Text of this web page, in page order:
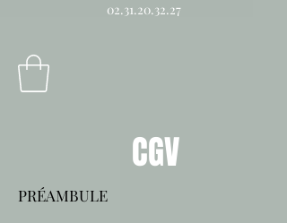
02.31.20.32.27
CGV
PRÉAMBULE